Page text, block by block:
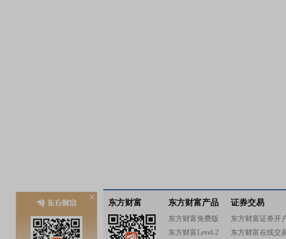
东方财富 东方财富产品
东方财富免费版
东方财富Level-2
证券交易
东方财富证券开
东方财富在线交